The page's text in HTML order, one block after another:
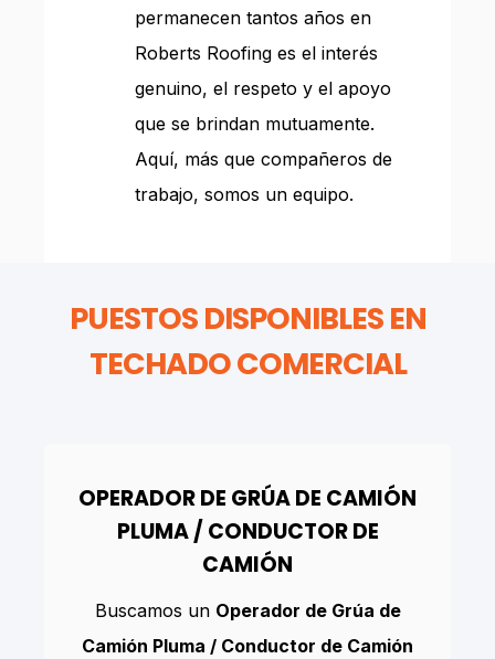
permanecen tantos años en
Roberts Roofing es el interés
genuino, el respeto y el apoyo
que se brindan mutuamente.
Aquí, más que compañeros de
trabajo, somos un equipo.
PUESTOS DISPONIBLES EN
TECHADO COMERCIAL
OPERADOR DE GRÚA DE CAMIÓN
PLUMA / CONDUCTOR DE
CAMIÓN
Buscamos un Operador de Grúa de
Camión Pluma / Conductor de Camión